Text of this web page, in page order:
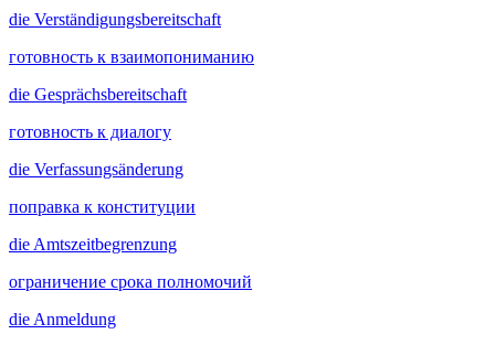
die Verständigungsbereitschaft
готовность к взаимопониманию
die Gesprächsbereitschaft
готовность к диалогу
die Verfassungsänderung
поправка к конституции
die Amtszeitbegrenzung
ограничение срока полномочий
die Anmeldung